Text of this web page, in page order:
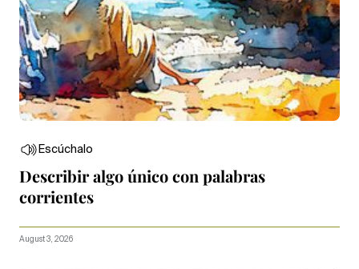
Escúchalo
Describir algo único con palabras
corrientes
August 3, 2026